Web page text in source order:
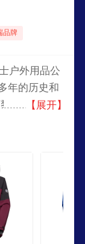
品牌
户外用品公
年的历史和
世非常近的
滑雪，越野
【展开】